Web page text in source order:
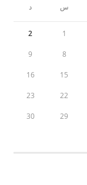
س د
1
2
8
9
15
16
22
23
29
30